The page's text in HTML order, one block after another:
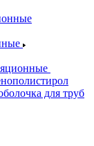
для труб